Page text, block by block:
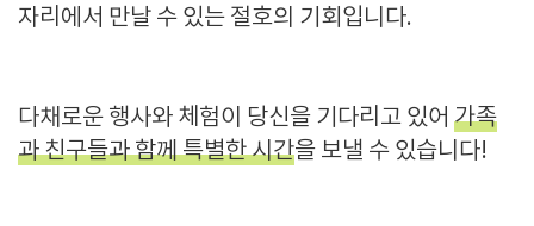
자리에서 만날 수 있는 절호의 기회입니다.
다채로운 행사와 체험이 당신을 기다리고 있어 가족
과 친구들과 함께 특별한 시간을 보낼 수 있습니다!